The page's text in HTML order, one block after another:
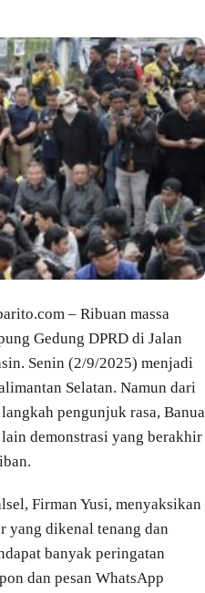
– Ribuan massa
Gedung DPRD di Jalan
Senin (2/9/2025) menjadi
Selatan. Namun dari
pengunjuk rasa, Banua
demonstrasi yang berakhir
Firman Yusi, menyaksikan
yang dikenal tenang dan
banyak peringatan
dan pesan WhatsApp